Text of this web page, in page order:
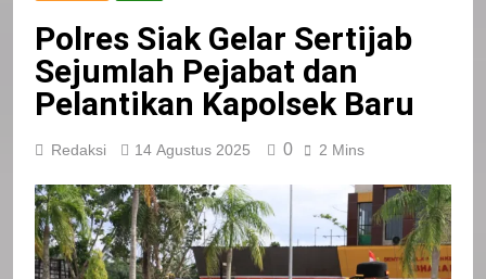
Polres Siak Gelar Sertijab
Sejumlah Pejabat dan
Pelantikan Kapolsek Baru
Redaksi 14 Agustus 2025 0 2 Mins